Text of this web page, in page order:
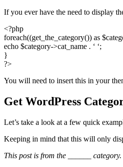
If you ever have the need to display
<?php
foreach((get_the_category()) as
echo $category->cat_name . ‘ ‘;
}
?>
You will need to insert this in your
Get WordPress
Let’s take a look at a few quick
Keeping in mind that this will only
This post is from the ­­­­­­______ category.